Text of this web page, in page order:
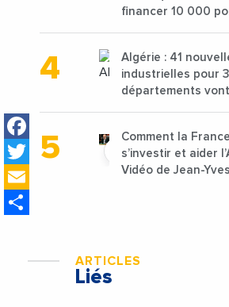
Facebook
Twitter
financer 10 000
Algérie : 41
industrielles pour
départements
Comment la
s’investir et aider
Vidéo de Jean-
ARTICLES
Liés